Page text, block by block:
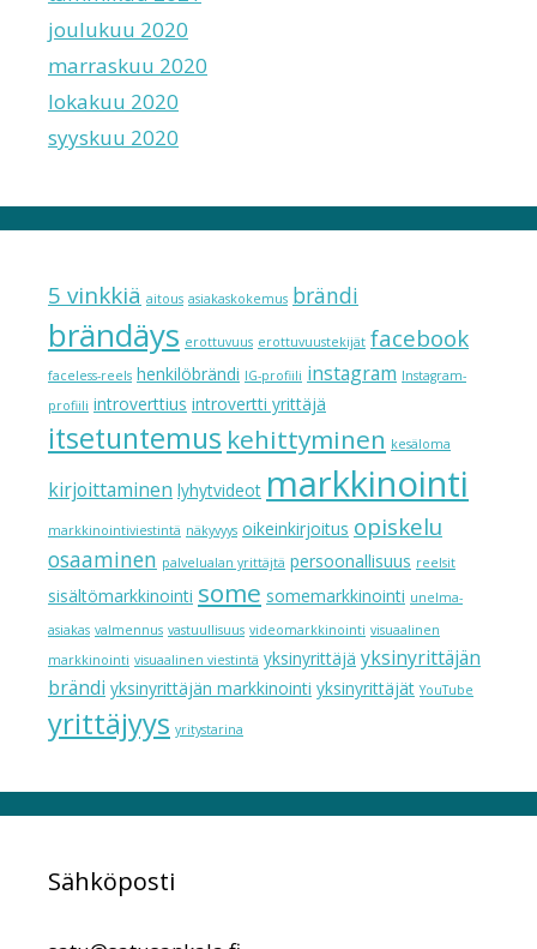
joulukuu 2020
marraskuu 2020
lokakuu 2020
syyskuu 2020
5 vinkkiä aitous asiakaskokemus brändi
brändäys erottuvuus erottuvuustekijät facebook
faceless-reels henkilöbrändi IG-profiili instagram Instagram-
profiili introverttius introvertti yrittäjä
itsetuntemus kehittyminen kesäloma
kirjoittaminen lyhytvideot markkinointi
markkinointiviestintä näkyvyys oikeinkirjoitus opiskelu
osaaminen palvelualan yrittäjtä persoonallisuus reelsit
sisältömarkkinointi some somemarkkinointi unelma-
asiakas valmennus vastuullisuus videomarkkinointi visuaalinen
markkinointi visuaalinen viestintä yksinyrittäjä yksinyrittäjän
brändi yksinyrittäjän markkinointi yksinyrittäjät YouTube
yrittäjyys yritystarina
Sähköposti